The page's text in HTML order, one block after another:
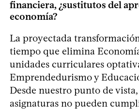
financiera, ¿sustitutos del
economía?
La proyectada
tiempo que elimina
unidades curriculares
Emprendedurismo y
Desde nuestro punto de vista,
asignaturas no pueden